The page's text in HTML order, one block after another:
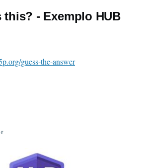
- Exemplo HUB
guess-the-answer